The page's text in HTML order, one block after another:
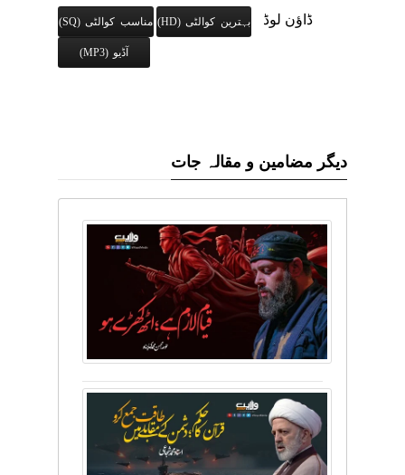
ڈاؤن لوڈ
بہترین کوالٹی (HD) مناسب کوالٹی (SQ)
آڈیو (MP3)
دیگر مضامین و مقالہ جات